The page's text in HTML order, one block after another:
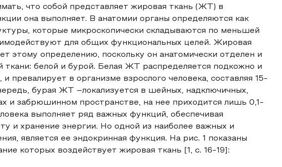
что собой представляет жировая ткань (ЖТ) в
она выполняет. В анатомии органы определяются как
которые микроскопически складываются по меньшей
для общих функциональных целей. Жировая
этому определению, поскольку он анатомически отделен и
ткани: белой и бурой. Белая ЖТ распределяется подкожно и
превалирует в организме взрослого человека, составляя 15-
бурая ЖТ –локализуется в шейных, надключичных,
и забрюшинном пространстве, на нее приходится лишь 0,1-
выполняет ряд важных функций, обеспечивая
и хранение энергии. Но одной из наиболее важных и
является ее эндокринная функция. На рис. 1 показаны
которых воздействует жировая ткань [1, c. 16-19]: